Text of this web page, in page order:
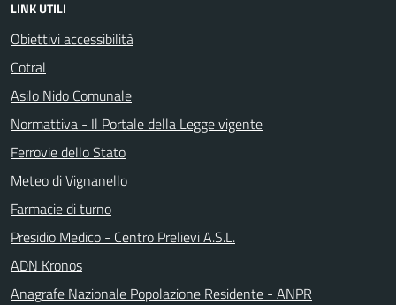
LINK UTILI
Obiettivi accessibilità
Cotral
Asilo Nido Comunale
Normattiva - Il Portale della Legge vigente
Ferrovie dello Stato
Meteo di Vignanello
Farmacie di turno
Presidio Medico - Centro Prelievi A.S.L.
ADN Kronos
Anagrafe Nazionale Popolazione Residente - ANPR